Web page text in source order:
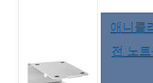
애니클
전 노